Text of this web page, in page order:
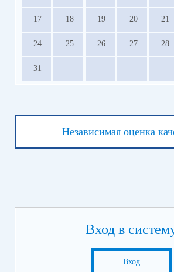
17 18 19 20 21
24 25 26 27 28
31
Независимая оценка
Вход в
Вход